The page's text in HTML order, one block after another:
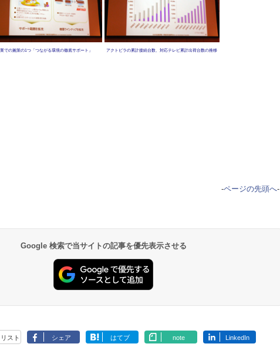
での施策の1つ「つながる環境の徹底サポート」 アクトビラの累計接続台数、対応テレビ累計出荷台数の推移
-ページの先頭へ-
Google 検索で当サイトの記事を優先表示させる
リスト シェア はてブ note LinkedIn